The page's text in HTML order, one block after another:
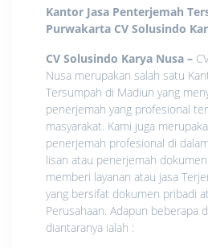
Kantor Jasa Penterjemah
Purwakarta CV Solusindo
CV Solusindo Karya Nusa –
Nusa merupakan salah satu
Tersumpah di Madiun yang
penerjemah yang profesional
masyarakat. Kami juga
penerjemah profesional di
lisan atau penerjemah
memberi layanan atau jasa
yang bersifat dokumen pribadi
Perusahaan. Adapun beberapa
diantaranya ialah :